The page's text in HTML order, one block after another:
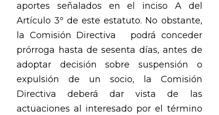
aportes señalados en el inciso A del
Artículo 3º de este estatuto. No obstante,
la Comisión Directiva podrá conceder
prórroga hasta de sesenta días, antes de
adoptar decisión sobre suspensión o
expulsión de un socio, la Comisión
Directiva deberá dar vista de las
actuaciones al interesado por el término